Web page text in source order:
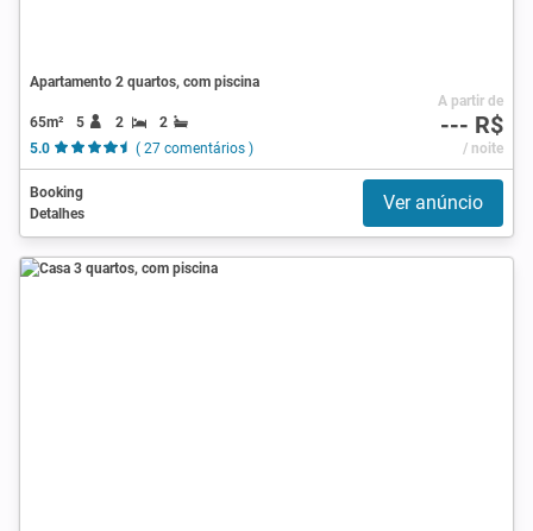
Apartamento 2 quartos, com piscina
65m² 5 2
2
5.0
( 27 comentários )
A partir de
--- R$
/ noite
Booking
Detalhes
Ver anúncio